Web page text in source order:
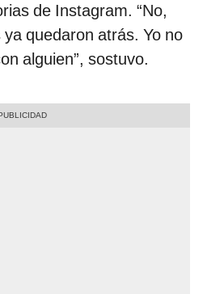
de Instagram. “No,
quedaron atrás. Yo no
alguien”, sostuvo.